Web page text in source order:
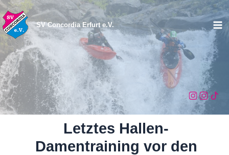
Zum
Inhalt
springen
SV Concordia Erfurt e.V.
Letztes Hallen-
Damentraining vor den